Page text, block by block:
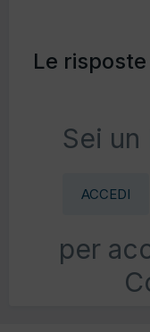
Le
Sei
ACCEDI
per